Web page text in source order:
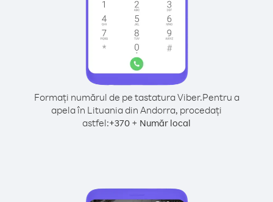
Formați numărul de pe tastatura Viber.Pentru a
apela în Lituania din Andorra, procedați
astfel:+370 + Număr local